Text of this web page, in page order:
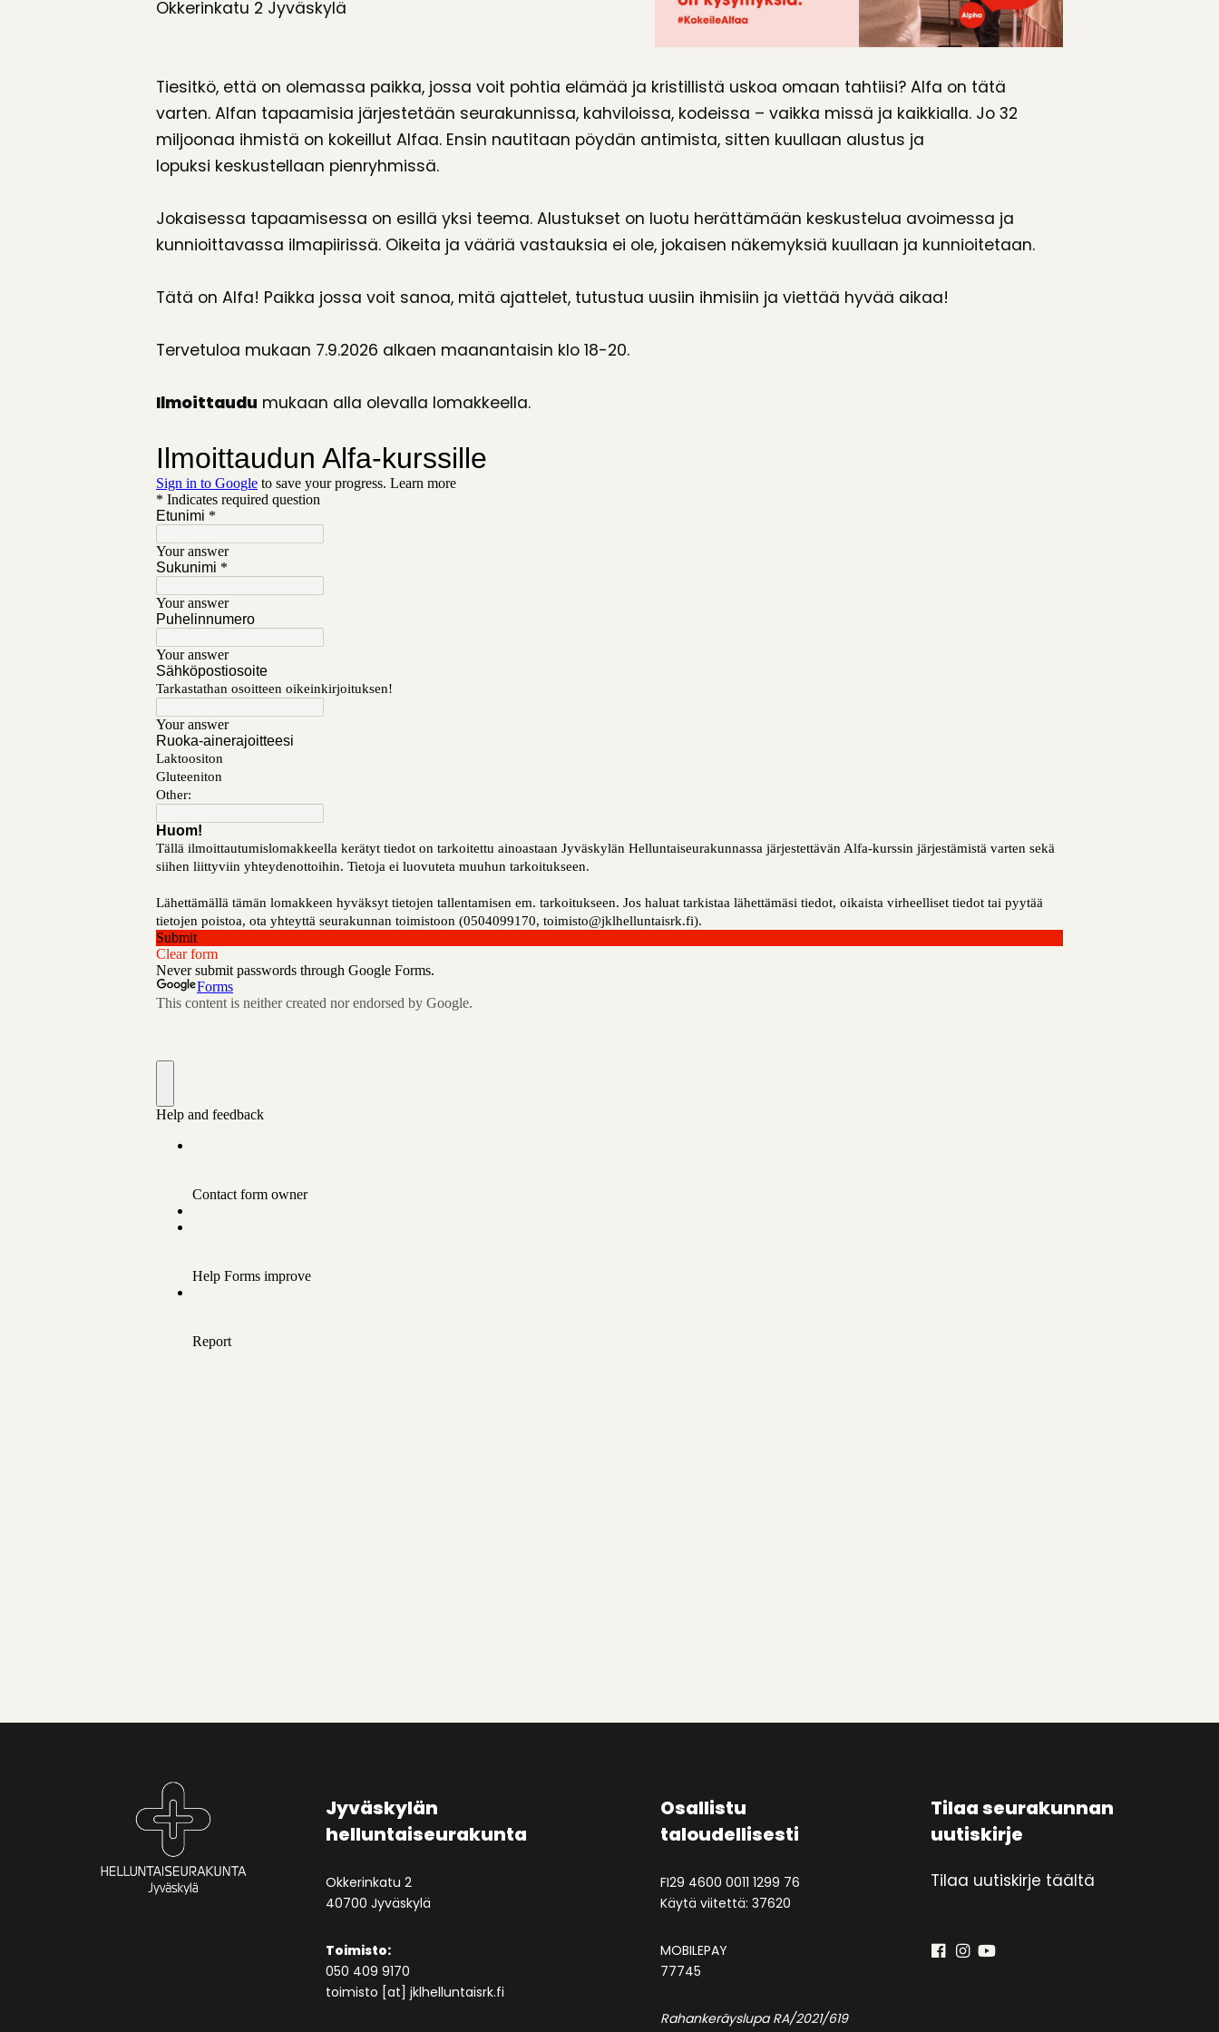
Okkerinkatu 2 Jyväskylä
Tiesitkö, että on olemassa paikka, jossa voit pohtia elämää ja kristillistä uskoa omaan tahtiisi? Alfa on tätä
varten. Alfan tapaamisia järjestetään seurakunnissa, kahviloissa, kodeissa – vaikka missä ja kaikkialla. Jo 32
miljoonaa ihmistä on kokeillut Alfaa. Ensin nautitaan pöydän antimista, sitten kuullaan alustus ja
lopuksi keskustellaan pienryhmissä.
Jokaisessa tapaamisessa on esillä yksi teema. Alustukset on luotu herättämään keskustelua avoimessa ja
kunnioittavassa ilmapiirissä. Oikeita ja vääriä vastauksia ei ole, jokaisen näkemyksiä kuullaan ja kunnioitetaan.
Tätä on Alfa! Paikka jossa voit sanoa, mitä ajattelet, tutustua uusiin ihmisiin ja viettää hyvää aikaa!
Tervetuloa mukaan 7.9.2026 alkaen maanantaisin klo 18-20.
Ilmoittaudu mukaan alla olevalla lomakkeella.
Jyväskylän
helluntaiseurakunta
Okkerinkatu 2
40700 Jyväskylä
Toimisto:
050 409 9170
toimisto [at] jklhelluntaisrk.fi
Osallistu
taloudellisesti
FI29 4600 0011 1299 76
Käytä viitettä: 37620
MOBILEPAY
77745
Rahankeräyslupa RA/2021/619
Tilaa seurakunnan
uutiskirje
Tilaa uutiskirje täältä